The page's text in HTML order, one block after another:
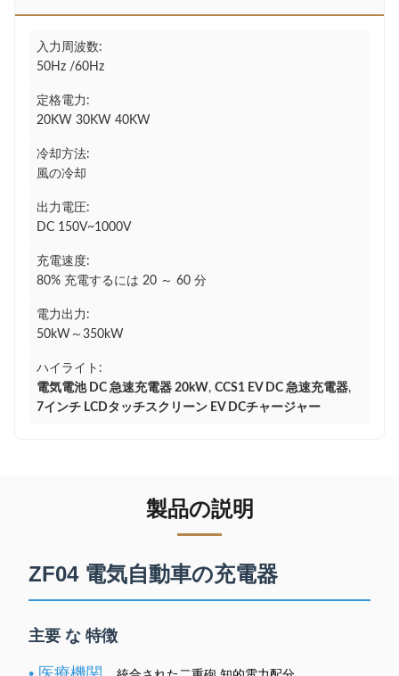
入力周波数:
50Hz /60Hz
定格電力:
20KW 30KW 40KW
冷却方法:
風の冷却
出力電圧:
DC 150V~1000V
充電速度:
80% 充電するには 20 ～ 60 分
電力出力:
50kW～350kW
ハイライト:
電気電池 DC 急速充電器 20kW, CCS1 EV DC 急速充電器,
7インチ LCDタッチスクリーン EV DCチャージャー
製品の説明
ZF04 電気自動車の充電器
主要 な 特徴